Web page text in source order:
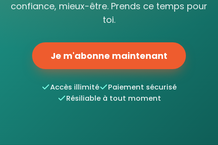
confiance, mieux-être. Prends ce temps pour
toi.
Je m'abonne maintenant
Accès illimité
Paiement sécurisé
Résiliable à tout moment